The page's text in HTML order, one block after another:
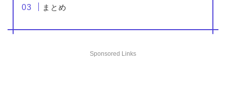
まとめ
Sponsored Links